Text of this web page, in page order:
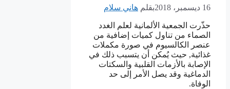
16 ديسمبر، 2018 بقلم هاني سلام
حذّرت الجمعية الألمانية لعلم الغدد
الصماء من تناول كميات إضافية من
عنصر الكالسيوم في صورة مكملات
غذائية, حيث يُمكن أن يتسبب ذلك في
الإصابة بالأزمات القلبية والسكتات
الدماغية وقد يصل الأمر إلى حد
الوفاة.